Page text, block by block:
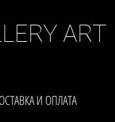
ART
И ОПЛАТА